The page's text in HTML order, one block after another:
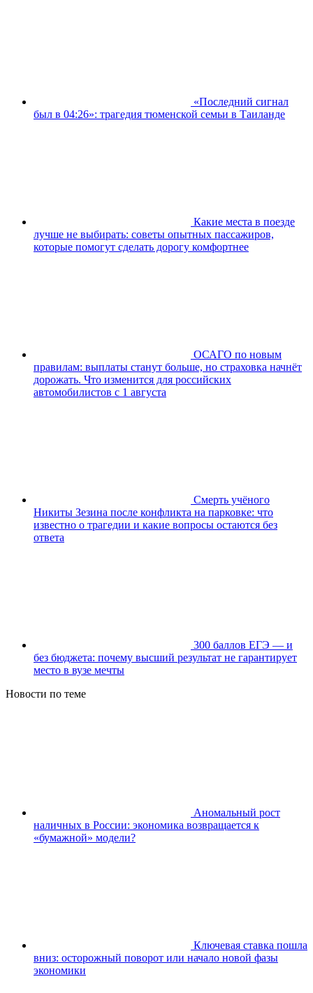
«Последний сигнал
был в 04:26»: трагедия тюменской семьи в Таиланде
Какие места в поезде
лучше не выбирать: советы опытных пассажиров,
которые помогут сделать дорогу комфортнее
ОСАГО по новым
правилам: выплаты станут больше, но страховка начнёт
дорожать. Что изменится для российских
автомобилистов с 1 августа
Смерть учёного
Никиты Зезина после конфликта на парковке: что
известно о трагедии и какие вопросы остаются без
ответа
300 баллов ЕГЭ — и
без бюджета: почему высший результат не гарантирует
место в вузе мечты
Новости по теме
Аномальный рост
наличных в России: экономика возвращается к
«бумажной» модели?
Ключевая ставка пошла
вниз: осторожный поворот или начало новой фазы
экономики